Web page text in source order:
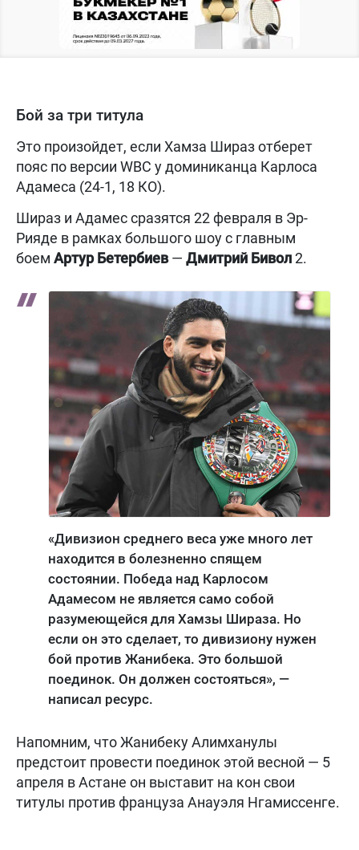
Бой за три титула
Это произойдет, если Хамза Шираз отберет
пояс по версии WBC у доминиканца Карлоса
Адамеса (24-1, 18 КО).
Шираз и Адамес сразятся 22 февраля в Эр-
Рияде в рамках большого шоу с главным
боем Артур Бетербиев— Дмитрий Бивол2.
«Дивизион среднего веса уже много лет
находится в болезненно спящем
состоянии. Победа над Карлосом
Адамесом не является само собой
разумеющейся для Хамзы Шираза. Но
если он это сделает, то дивизиону нужен
бой против Жанибека. Это большой
поединок. Он должен состояться», —
написал ресурс.
Напомним, что Жанибеку Алимханулы
предстоит провести поединок этой весной — 5
апреля в Астане он выставит на кон свои
титулы против француза Анауэля Нгамиссенге.